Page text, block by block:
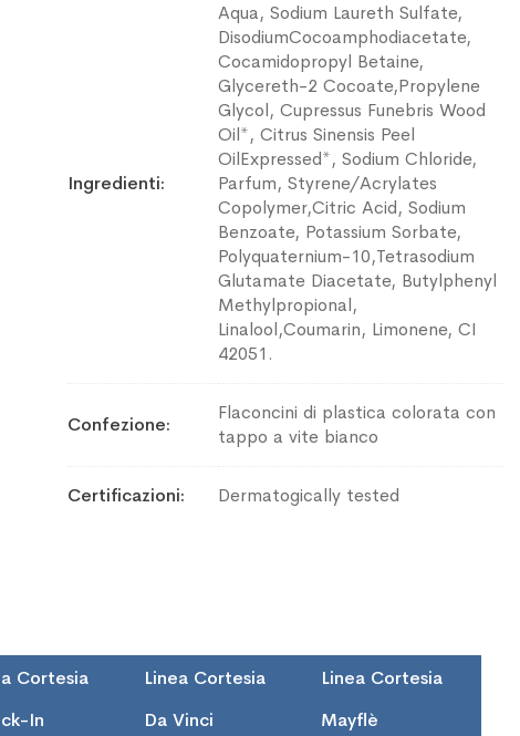
Ingredienti
Aqua, Sodium Laureth Sulfate,
DisodiumCocoamphodiacetate,
Cocamidopropyl Betaine,
Glycereth-2 Cocoate,Propylene
Glycol, Cupressus Funebris Wood
Oil*, Citrus Sinensis Peel
OilExpressed*, Sodium Chloride,
Parfum, Styrene/Acrylates
Copolymer,Citric Acid, Sodium
Benzoate, Potassium Sorbate,
Polyquaternium-10,Tetrasodium
Glutamate Diacetate, Butylphenyl
Methylpropional,
Linalool,Coumarin, Limonene, CI
42051.
Confezione
Flaconcini di plastica colorata con
tappo a vite bianco
Certificazioni Dermatogically tested
Cortesia
In
Linea Cortesia
Da Vinci
Linea Cortesia
Mayflè